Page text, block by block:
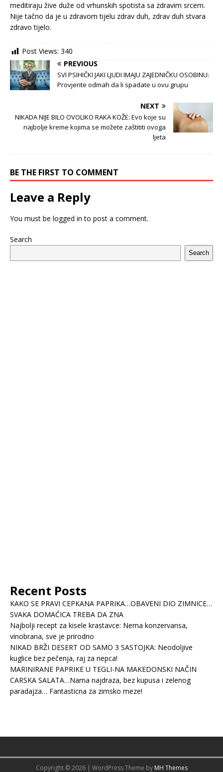
meditiraju žive duže od vrhunskih spotista sa zdravim srcem.
Nije tačno da je u zdravom tijelu zdrav duh, zdrav duh stvara
zdravo tijelo.
Post Views: 340
PREVIOUS
SVI PSIHIČKI JAKI LJUDI IMAJU ZAJEDNIČKU OSOBINU:
Provjerite odmah da li spadate u ovu grupu
NEXT
NIKADA NIJE BILO OVOLIKO RAKA KOŽE: Evo koje su
najbolje kreme kojima se možete zaštititi ovoga
ljeta
BE THE FIRST TO COMMENT
Leave a Reply
You must be logged in to post a comment.
Search
Search
Recent Posts
KAKO SE PRAVI CEPKANA PAPRIKA…OBAVENI DIO ZIMNICE…
SVAKA DOMAĆICA TREBA DA ZNA
Najbolji recept za kisele krastavce: Nema konzervansa,
vinobrana, sve je prirodno
NIKAD BRŽI DESERT OD SAMO 3 SASTOJKA: Neodoljive
kuglice bez pečenja, raj za nepca!
MARINIRANE PAPRIKE U TEGLI-NA MAKEDONSKI NAČIN
CARSKA SALATA…Nama najdraza, bez kupusa i zelenog
paradajza… Fantasticna za zimsko meze!
Copyright © 2026 | WordPress Theme by MH Themes